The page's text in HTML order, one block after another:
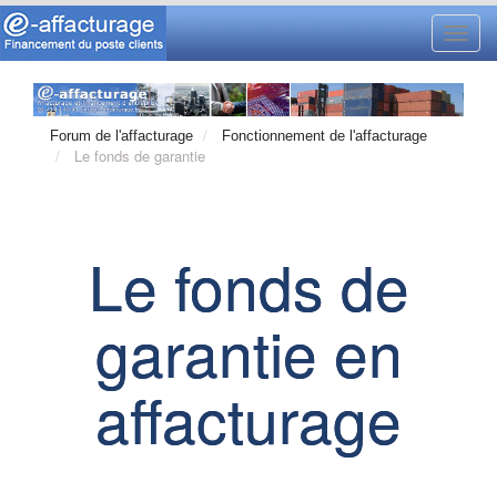
Forum de l'affacturage Fonctionnement de l'affacturage
Le fonds de garantie
Le fonds de
garantie en
affacturage